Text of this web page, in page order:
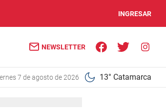
INGRESAR
NEWSLETTER
7 de agosto de 2026 13° Catamarca